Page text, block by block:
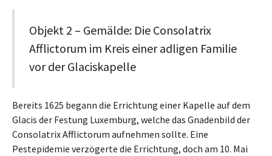
Objekt 2 – Gemälde: Die Consolatrix
Afflictorum im Kreis einer adligen Familie
vor der Glaciskapelle
Bereits 1625 begann die Errichtung einer Kapelle auf dem
Glacis der Festung Luxemburg, welche das Gnadenbild der
Consolatrix Afflictorum aufnehmen sollte. Eine
Pestepidemie verzögerte die Errichtung, doch am 10. Mai